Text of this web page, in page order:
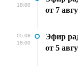
18:00
от 7
05.08
18:00
Эфир
от 5